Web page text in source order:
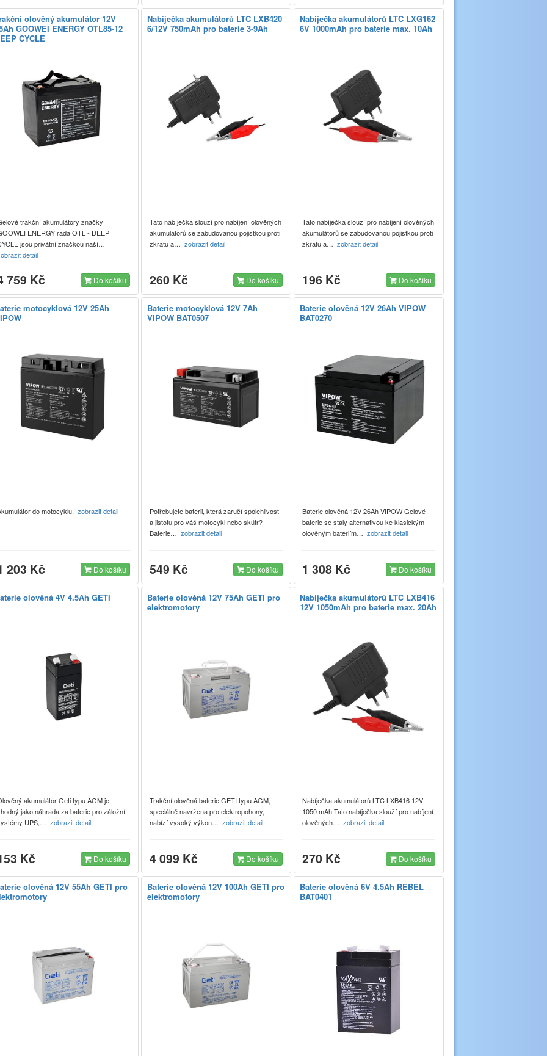
olověný akumulátor 12V
GOOWEI ENERGY OTL85-12
CYCLE
trakční akumulátory značky
ENERGY řada OTL - DEEP
jsou privátní značkou naší…
detail
759 Kč Do košíku
Nabíječka akumulátorů LTC LXB420
6/12V 750mAh pro baterie 3-9Ah
Tato nabíječka slouží pro nabíjení olověných
akumulátorů se zabudovanou pojistkou proti
zkratu a… zobrazit detail
260 Kč Do košíku
Nabíječka akumulátorů LTC LXG162
6V 1000mAh pro baterie max. 10Ah
Tato nabíječka slouží pro nabíjení olověných
akumulátorů se zabudovanou pojistkou proti
zkratu a… zobrazit detail
196 Kč Do košíku
motocyklová 12V 25Ah
do motocyklu. zobrazit detail
203 Kč Do košíku
Baterie motocyklová 12V 7Ah
VIPOW BAT0507
Potřebujete baterii, která zaručí spolehlivost
a jistotu pro váš motocykl nebo skútr?
Baterie… zobrazit detail
549 Kč Do košíku
Baterie olověná 12V 26Ah VIPOW
BAT0270
Baterie olověná 12V 26Ah VIPOW Gelové
baterie se staly alternativou ke klasickým
olověným bateriím… zobrazit detail
1 308 Kč Do košíku
olověná 4V 4.5Ah GETI
akumulátor Geti typu AGM je
jako náhrada za baterie pro záložní
UPS,… zobrazit detail
Kč Do košíku
Baterie olověná 12V 75Ah GETI pro
elektromotory
Trakční olověná baterie GETI typu AGM,
speciálně navržena pro elektropohony,
nabízí vysoký výkon… zobrazit detail
4 099 Kč Do košíku
Nabíječka akumulátorů LTC LXB416
12V 1050mAh pro baterie max. 20Ah
Nabíječka akumulátorů LTC LXB416 12V
1050 mAh Tato nabíječka slouží pro nabíjení
olověných… zobrazit detail
270 Kč Do košíku
olověná 12V 55Ah GETI pro
Baterie olověná 12V 100Ah GETI pro
elektromotory
Baterie olověná 6V 4.5Ah REBEL
BAT0401